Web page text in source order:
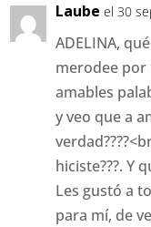
Laube el 30
ADELINA,
merodee por
amables
y veo que a
hiciste???. Y
Les gustó a
para mí, de